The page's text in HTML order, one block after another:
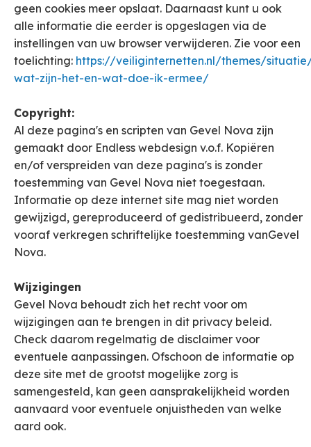
geen cookies meer opslaat. Daarnaast kunt u ook
alle informatie die eerder is opgeslagen via de
instellingen van uw browser verwijderen. Zie voor een
toelichting: https://veiliginternetten.nl/themes/
wat-zijn-het-en-wat-doe-ik-ermee/
Copyright:
Al deze pagina's en scripten van Gevel Nova zijn
gemaakt door Endless webdesign v.o.f. Kopiëren
en/of verspreiden van deze pagina's is zonder
toestemming van Gevel Nova niet toegestaan.
Informatie op deze internet site mag niet worden
gewijzigd, gereproduceerd of gedistribueerd, zonder
vooraf verkregen schriftelijke toestemming vanGevel
Nova.
Wijzigingen
Gevel Nova behoudt zich het recht voor om
wijzigingen aan te brengen in dit privacy beleid.
Check daarom regelmatig de disclaimer voor
eventuele aanpassingen. Ofschoon de informatie op
deze site met de grootst mogelijke zorg is
samengesteld, kan geen aansprakelijkheid worden
aanvaard voor eventuele onjuistheden van welke
aard ook.